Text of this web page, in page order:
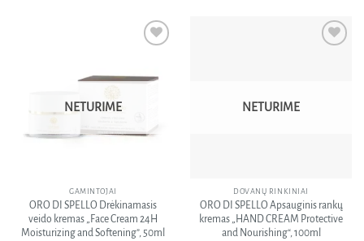
sąrašą
NETURIME
GAMINTOJAI
ORO DI SPELLO Drėkinamasis
veido kremas „Face Cream 24H
Moisturizing and Softening”, 50ml
NETURIME
DOVANŲ RINKINIAI
ORO DI SPELLO Apsauginis rankų
kremas „HAND CREAM Protective
and Nourishing“, 100ml